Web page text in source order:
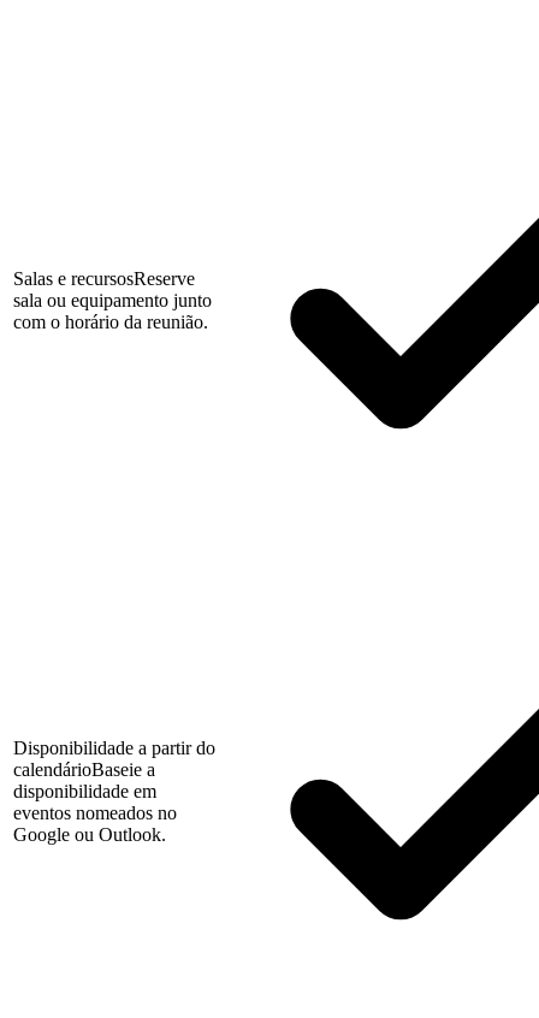
Salas e recursosReserve
sala ou equipamento junto
com o horário da reunião.
Disponibilidade a partir do
calendárioBaseie a
disponibilidade em
eventos nomeados no
Google ou Outlook.